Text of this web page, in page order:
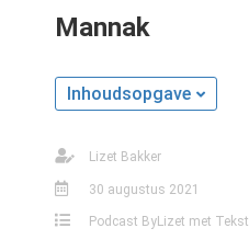
Mannak
Inhoudsopgave
Lizet Bakker
30 augustus 2021
Podcast ByLizet met Tekst
gebruikt